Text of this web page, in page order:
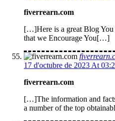
fiverrearn.com
[…]Here is a great Blog You
that we Encourage You[…]
17 d'octubre de 2023 At
fiverrearn.com
[…]The information and
a number of the top